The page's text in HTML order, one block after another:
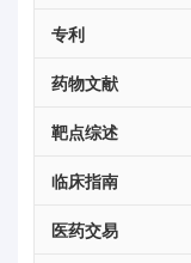
专利
药物文献
靶点综述
临床指南
医药交易